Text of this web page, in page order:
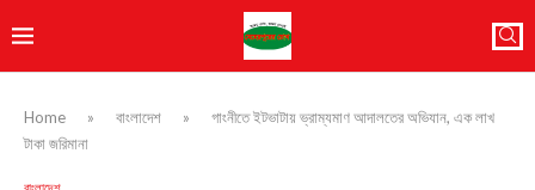
Home » বাংলাদেশ »
গাংনীতে ইটভাটায় ভ্রাম্যমাণ আদালতের অভিযান, এক লাখ
টাকা জরিমানা